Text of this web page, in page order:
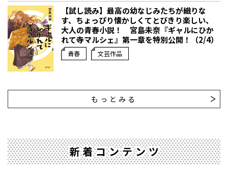
【試し読み】最高の幼なじみたちが織りな
す、ちょっぴり懐かしくてとびきり楽しい、
大人の青春小説！ 宮島未奈『ギャルにひか
れて寺マルシェ』第一章を特別公開！（2/4）
青春 文芸作品
もっとみる
新着コンテンツ